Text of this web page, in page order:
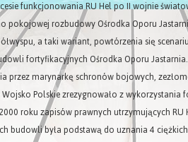
funkcjonowania RU Hel po II wojnie
pokojowej rozbudowy Ośrodka Oporu
a taki wariant, powtórzenia się
fortyfikacyjnych Ośrodka Oporu
przez marynarkę schronów bojowych,
Polskie zrezygnowało z
roku zapisów prawnych utrzymujących
budowli była podstawą do uznania 4